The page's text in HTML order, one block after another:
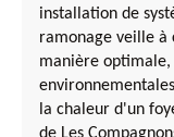
installation de
ramonage veille à
manière
la chaleur d'un
de Les